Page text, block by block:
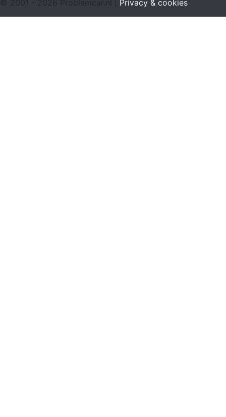
© 2001 - 2026 Problemcar.nl | Privacy & cookies